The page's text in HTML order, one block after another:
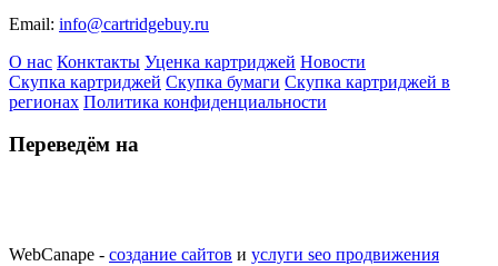
Email: info@cartridgebuy.ru
О нас Конктакты Уценка картриджей Новости
Скупка картриджей Скупка бумаги Скупка картриджей в
регионах Политика конфиденциальности
Переведём на
WebCanape - создание сайтов и услуги seo продвижения